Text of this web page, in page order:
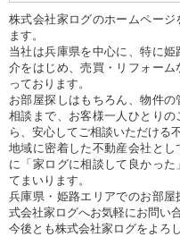
株式会社家ログのホームペー
ます。
当社は兵庫県を中心に、特に
介をはじめ、売買・リフォー
っております。
お部屋探しはもちろん、物件
相談まで、お客様一人ひとり
ら、安心してご相談いただける
地域に密着した不動産会社と
に「家ログに相談して良かっ
てまいります。
兵庫県・姫路エリアでのお部
式会社家ログへお気軽にお問い
今後とも株式会社家ログをよろ